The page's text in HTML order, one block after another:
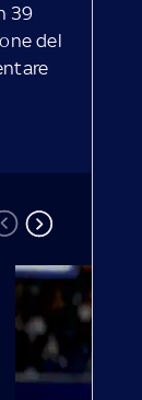
39
del